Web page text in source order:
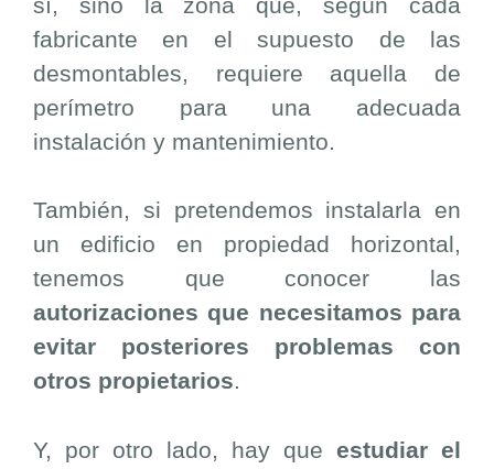
fabricante en el supuesto de las
desmontables, requiere aquella de
perímetro para una adecuada
instalación y mantenimiento.
También, si pretendemos instalarla en
un edificio en propiedad horizontal,
tenemos que conocer las
autorizaciones que necesitamos para
evitar posteriores problemas con
otros propietarios.
Y, por otro lado, hay que estudiar el